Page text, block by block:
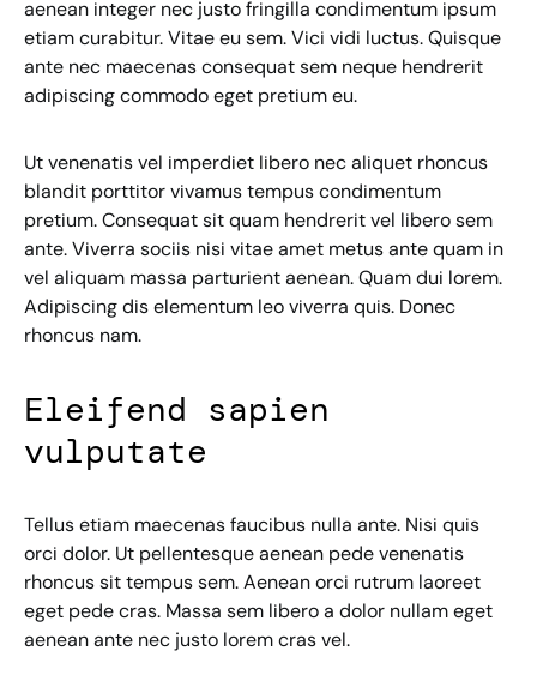
aenean integer nec justo fringilla condimentum ipsum
etiam curabitur. Vitae eu sem. Vici vidi luctus. Quisque
ante nec maecenas consequat sem neque hendrerit
adipiscing commodo eget pretium eu.
Ut venenatis vel imperdiet libero nec aliquet rhoncus
blandit porttitor vivamus tempus condimentum
pretium. Consequat sit quam hendrerit vel libero sem
ante. Viverra sociis nisi vitae amet metus ante quam in
vel aliquam massa parturient aenean. Quam dui lorem.
Adipiscing dis elementum leo viverra quis. Donec
rhoncus nam.
Eleifend sapien
vulputate
Tellus etiam maecenas faucibus nulla ante. Nisi quis
orci dolor. Ut pellentesque aenean pede venenatis
rhoncus sit tempus sem. Aenean orci rutrum laoreet
eget pede cras. Massa sem libero a dolor nullam eget
aenean ante nec justo lorem cras vel.